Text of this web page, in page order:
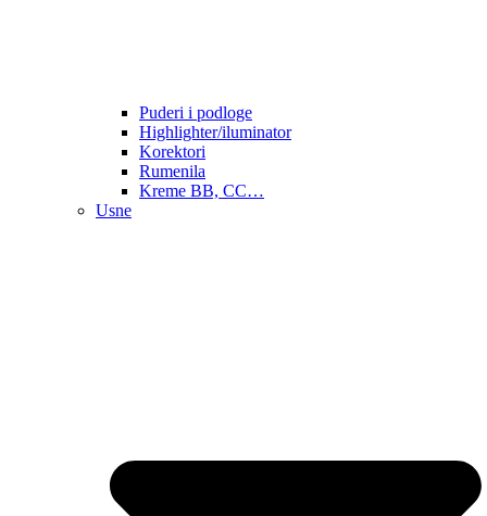
Puderi i podloge
Highlighter/iluminator
Korektori
Rumenila
Kreme BB, CC…
Usne